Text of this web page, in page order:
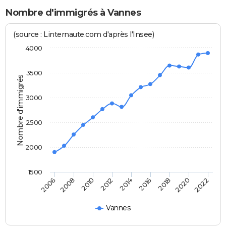
Nombre d'immigrés à Vannes
Nombre d'immigrés
(source : Linternaute.com d'après l'Insee)
Vannes
2006 2008 2010 2012 2014 2016 2018 2020 2022
1500
2000
2500
3000
3500
4000